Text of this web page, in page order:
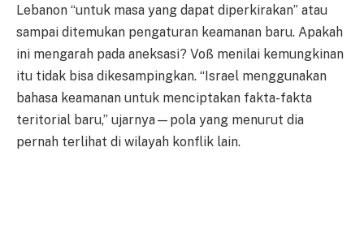
Lebanon “untuk masa yang dapat diperkirakan” atau
sampai ditemukan pengaturan keamanan baru. Apakah
ini mengarah pada aneksasi? Voß menilai kemungkinan
itu tidak bisa dikesampingkan. “Israel menggunakan
bahasa keamanan untuk menciptakan fakta-fakta
teritorial baru,” ujarnya—pola yang menurut dia
pernah terlihat di wilayah konflik lain.